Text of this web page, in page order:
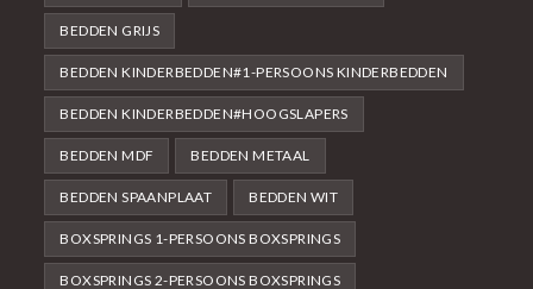
BEDDEN GRIJS
BEDDEN KINDERBEDDEN#1-PERSOONS KINDERBEDDEN
BEDDEN KINDERBEDDEN#HOOGSLAPERS
BEDDEN MDF BEDDEN METAAL
BEDDEN SPAANPLAAT BEDDEN WIT
BOXSPRINGS 1-PERSOONS BOXSPRINGS
BOXSPRINGS 2-PERSOONS BOXSPRINGS